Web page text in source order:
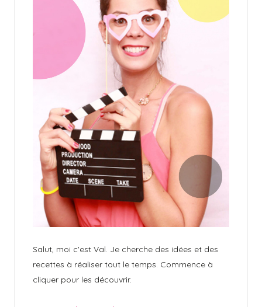
Salut, moi c'est Val. Je cherche des idées et des
recettes à réaliser tout le temps. Commence à
cliquer pour les découvrir.